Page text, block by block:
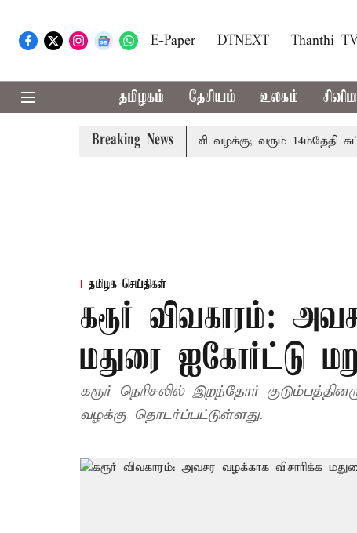
E-Paper DTNEXT Thanthi
தமிழகம் தேசியம் உலகம்
Breaking News
குடும்பத்தினருக்கு அரசுப்பணி வழக்கு; வரும் 14ம்தேதி
தமிழக செய்திகள்
கரூர் விவகாரம்:
மதுரை ஐகோர்ட்டு
கரூர் நெரிசலில் இறந்தோர்
வழக்கு தொடர்ப்பட்டுள்ளது.